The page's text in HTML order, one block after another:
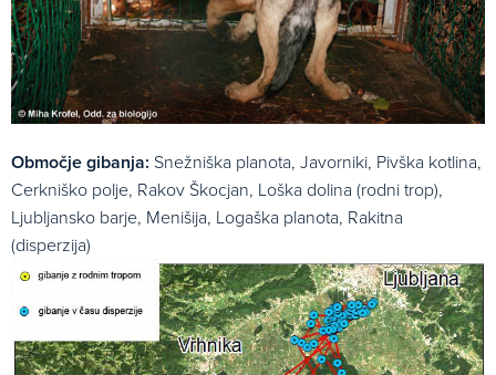
Območje gibanja: Snežniška planota, Javorniki, Pivška kotlina,
Cerkniško polje, Rakov Škocjan, Loška dolina (rodni trop),
Ljubljansko barje, Menišija, Logaška planota, Rakitna
(disperzija)